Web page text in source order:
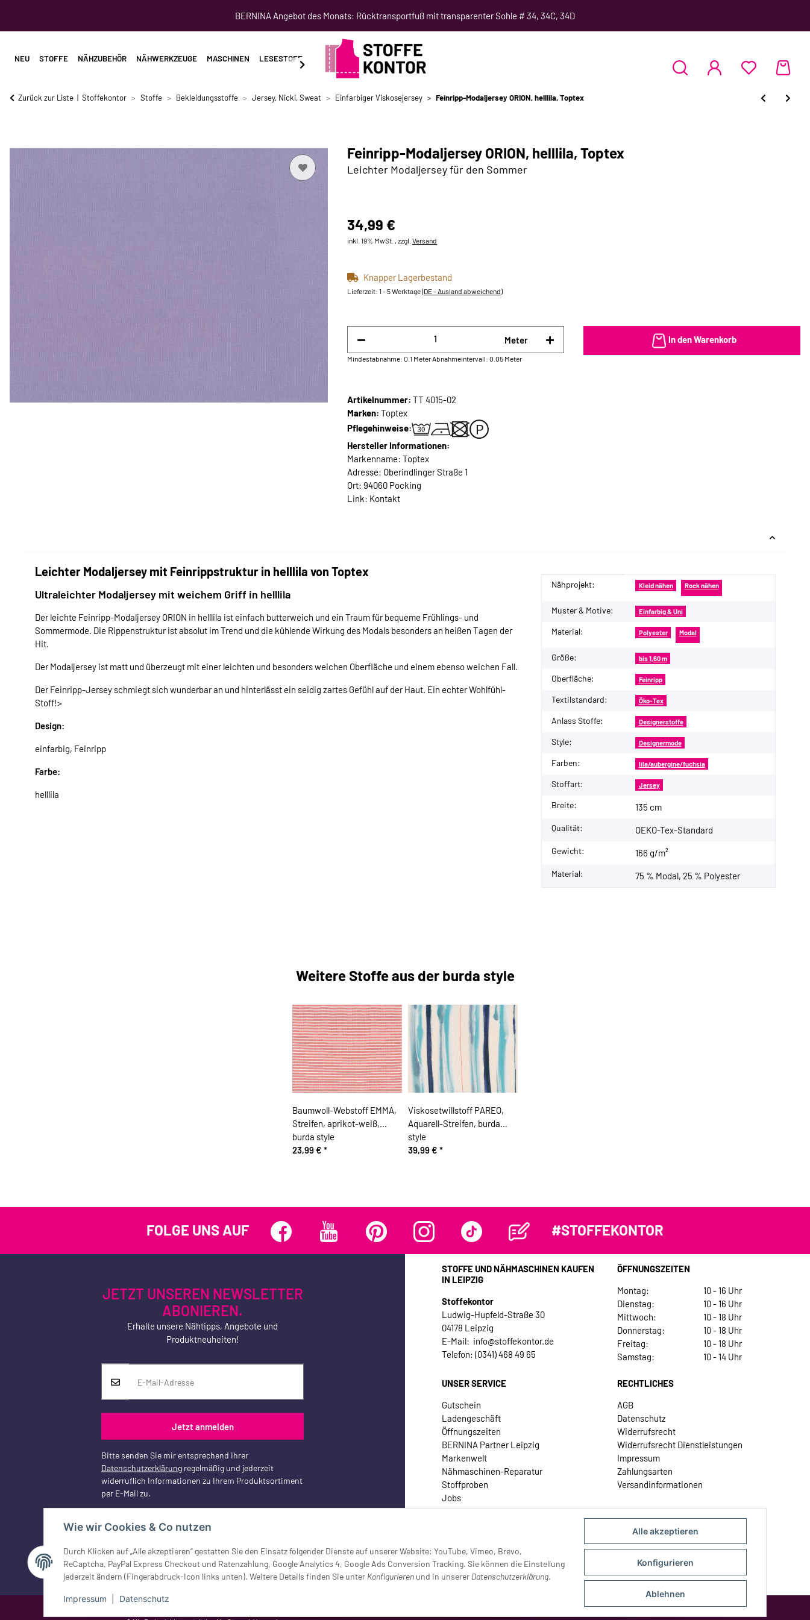
Alle akzeptieren
Konfigurieren
Ablehnen
Wie wir Cookies & Co nutzen
Durch Klicken auf „Alle akzeptieren“ gestatten Sie den Einsatz folgender Dienste auf unserer Website: YouTube, Vimeo, Brevo,
ReCaptcha, PayPal Express Checkout und Ratenzahlung, Google Analytics 4, Google Ads Conversion Tracking. Sie können die Einstellung
jederzeit ändern (Fingerabdruck-Icon links unten). Weitere Details finden Sie unter Konfigurieren und in unserer Datenschutzerklärung.
Impressum Datenschutz
BERNINA Angebot des Monats: Rücktransportfuß mit transparenter Sohle # 34, 34C, 34D
NEU STOFFE NÄHZUBEHÖR NÄHWERKZEUGE MASCHINEN LESESTOFF SCHNITTMUSTER NÄHKURSE
Zurück zur Liste Stoffekontor Stoffe Bekleidungsstoffe Jersey, Nicki, Sweat Einfarbiger Viskosejersey Feinripp-Modaljersey ORION, helllila, Toptex
Feinripp-Modaljersey ORION, helllila, Toptex
Leichter Modaljersey für den Sommer
34,99 €
inkl. 19% MwSt. , zzgl. Versand
Knapper Lagerbestand
Lieferzeit: 1 - 5 Werktage(DE - Ausland abweichend)
Meter
Mindestabnahme: 0.1 MeterAbnahmeintervall: 0.05 Meter
In den Warenkorb
Artikelnummer: TT 4015-02
Marken: Toptex
Pflegehinweise:
Hersteller Informationen:
Markenname: Toptex
Adresse: Oberindlinger Straße 1
Ort: 94060 Pocking
Link: Kontakt
Leichter Modaljersey mit Feinrippstruktur in helllila von Toptex
Ultraleichter Modaljersey mit weichem Griff in helllila
Der leichte Feinripp-Modaljersey ORION in helllila ist einfach butterweich und ein Traum für bequeme Frühlings- und
Sommermode. Die Rippenstruktur ist absolut im Trend und die kühlende Wirkung des Modals besonders an heißen Tagen der
Hit.
Der Modaljersey ist matt und überzeugt mit einer leichten und besonders weichen Oberfläche und einem ebenso weichen Fall.
Der Feinripp-Jersey schmiegt sich wunderbar an und hinterlässt ein seidig zartes Gefühl auf der Haut. Ein echter Wohlfühl-
Stoff!>
Design:
einfarbig, Feinripp
Farbe:
helllila
Produkteigenschaft
Wert
Nähprojekt: Kleid nähen Rock nähen
Muster & Motive: Einfarbig & Uni
Material: Polyester Modal
Größe: bis 1,60 m
Oberfläche: Feinripp
Textilstandard: Öko-Tex
Anlass Stoffe: Designerstoffe
Style: Designermode
Farben: lila/aubergine/fuchsia
Stoffart: Jersey
Breite: 135 cm
Qualität: OEKO-Tex-Standard
Gewicht: 166 g/m²
Material: 75 % Modal, 25 % Polyester
Weitere Stoffe aus der burda style
Baumwoll-Webstoff EMMA,
Streifen, aprikot-weiß,
burda style
23,99 € *
Viskosetwillstoff PAREO,
Aquarell-Streifen, burda
style
39,99 € *
FOLGE UNS AUF #STOFFEKONTOR
JETZT UNSEREN NEWSLETTER
ABONIEREN.
Erhalte unsere Nähtipps, Angebote und
Produktneuheiten!
Jetzt anmelden
Bitte senden Sie mir entsprechend Ihrer
Datenschutzerklärung regelmäßig und jederzeit
widerruflich Informationen zu Ihrem Produktsortiment
per E-Mail zu.
Vertrag widerrufen
STOFFE UND NÄHMASCHINEN KAUFEN
IN LEIPZIG
Stoffekontor
Ludwig-Hupfeld-Straße 30
04178 Leipzig
E-Mail: info@stoffekontor.de
Telefon: (0341) 468 49 65
ÖFFNUNGSZEITEN
Montag:
10 - 16 Uhr
Dienstag:
10 - 16 Uhr
Mittwoch:
10 - 18 Uhr
Donnerstag:
10 - 18 Uhr
Freitag:
10 - 18 Uhr
Samstag:
10 - 14 Uhr
UNSER SERVICE
Gutschein
Ladengeschäft
Öffnungszeiten
BERNINA Partner Leipzig
Markenwelt
Nähmaschinen-Reparatur
Stoffproben
Jobs
Kontakt
RECHTLICHES
AGB
Datenschutz
Widerrufsrecht
Widerrufsrecht Dienstleistungen
Impressum
Zahlungsarten
Versandinformationen